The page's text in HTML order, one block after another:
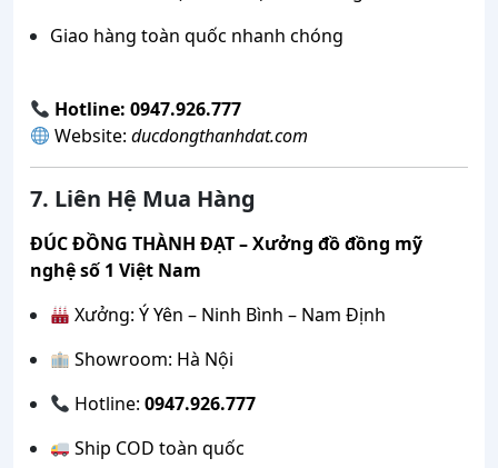
Giao hàng toàn quốc nhanh chóng
Hotline: 0947.926.777
Website:ducdongthanhdat.com
7. Liên Hệ Mua Hàng
ĐÚC ĐỒNG THÀNH ĐẠT – Xưởng đồ đồng mỹ
nghệ số 1 Việt Nam
Xưởng: Ý Yên – Ninh Bình – Nam Định
Showroom: Hà Nội
Hotline:0947.926.777
Ship COD toàn quốc